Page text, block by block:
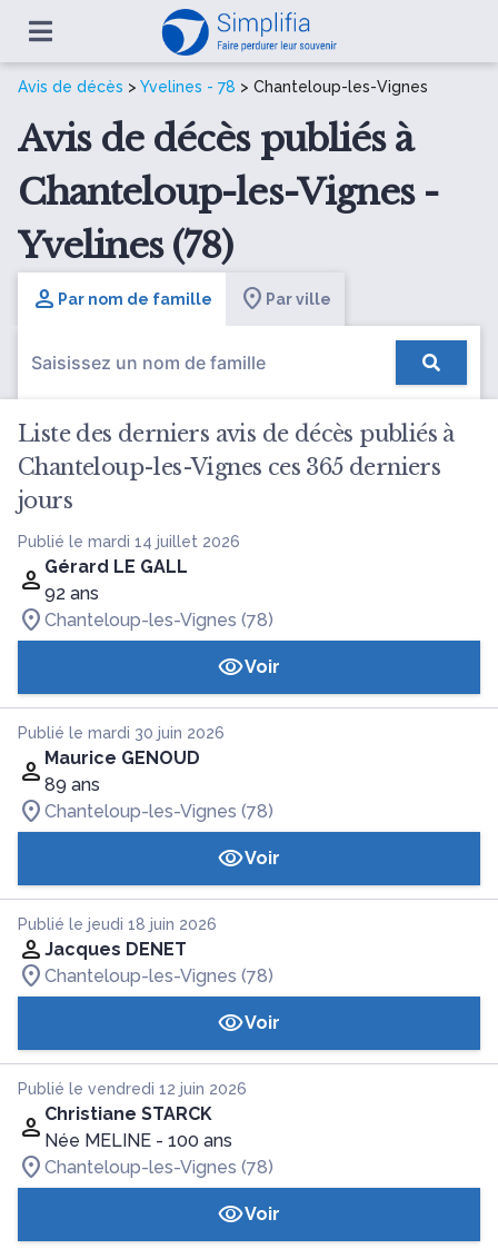
Avis de décès > Yvelines - 78 > Chanteloup-les-Vignes
Avis de décès publiés à
Chanteloup-les-Vignes -
Yvelines (78)
Par nom de famille Par ville
Liste des derniers avis de décès publiés à
Chanteloup-les-Vignes ces 365 derniers
jours
Publié le mardi 14 juillet 2026
Gérard LE GALL
92 ans
Chanteloup-les-Vignes (78)
Voir
Publié le mardi 30 juin 2026
Maurice GENOUD
89 ans
Chanteloup-les-Vignes (78)
Voir
Publié le jeudi 18 juin 2026
Jacques DENET
Chanteloup-les-Vignes (78)
Voir
Publié le vendredi 12 juin 2026
Christiane STARCK
Née MELINE - 100 ans
Chanteloup-les-Vignes (78)
Voir